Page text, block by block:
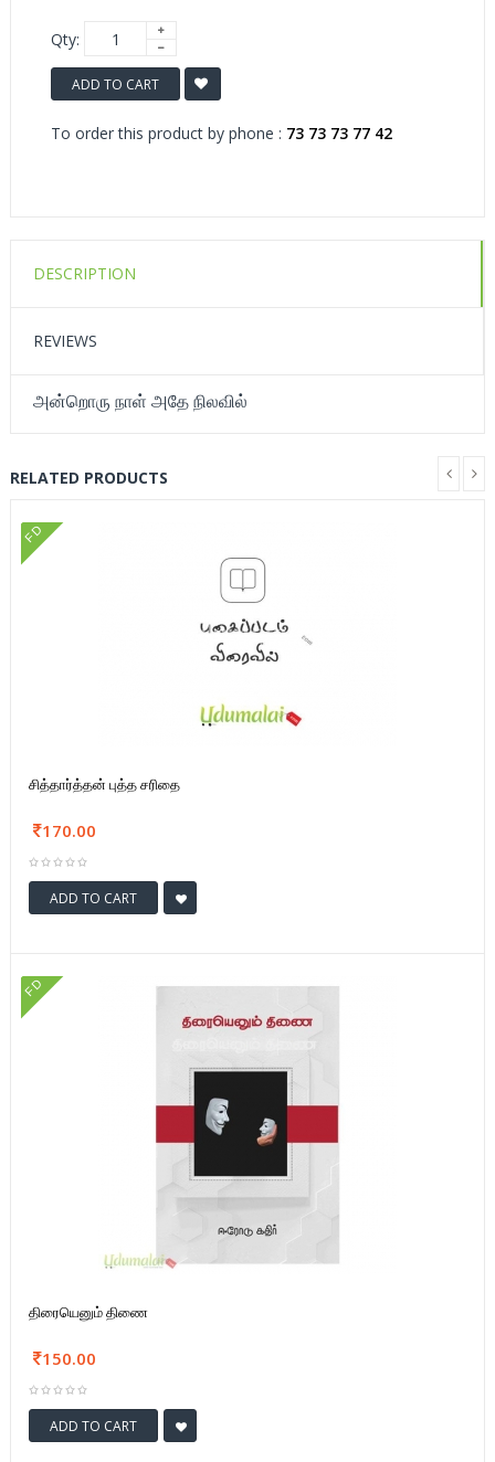
Qty:
ADD TO CART
To order this product by phone : 73 73 73 77 42
DESCRIPTION
REVIEWS
அன்றொரு நாள் அதே நிலவில்
RELATED PRODUCTS
FD
சித்தார்த்தன் புத்த சரிதை
170.00
ADD TO CART
FD
திரையெனும் திணை
150.00
ADD TO CART